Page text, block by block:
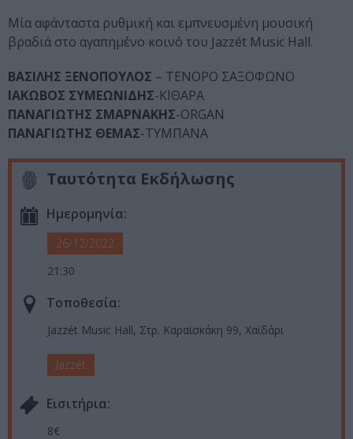
Μία αφάνταστα ρυθμική και εμπνευσμένη μουσική
βραδιά στο αγαπημένο κοινό του Jazzét Music Hall.
ΒΑΣΙΛΗΣ ΞΕΝΟΠΟΥΛΟΣ – ΤΕΝΟΡΟ ΣΑΞΟΦΩΝΟ
ΙΑΚΩΒΟΣ ΣΥΜΕΩΝΙΔΗΣ-ΚΙΘΑΡΑ
ΠΑΝΑΓΙΩΤΗΣ ΣΜΑΡΝΑΚΗΣ-ORGAN
ΠΑΝΑΓΙΩΤΗΣ ΘΕΜΑΣ-ΤΥΜΠΑΝΑ
Ταυτότητα Εκδήλωσης
Ημερομηνία:
26/12/2022
21:30
Τοποθεσία:
Jazzét Music Hall, Στρ. Καραϊσκάκη 99, Χαϊδάρι
Jazzét
Eισιτήρια:
8€